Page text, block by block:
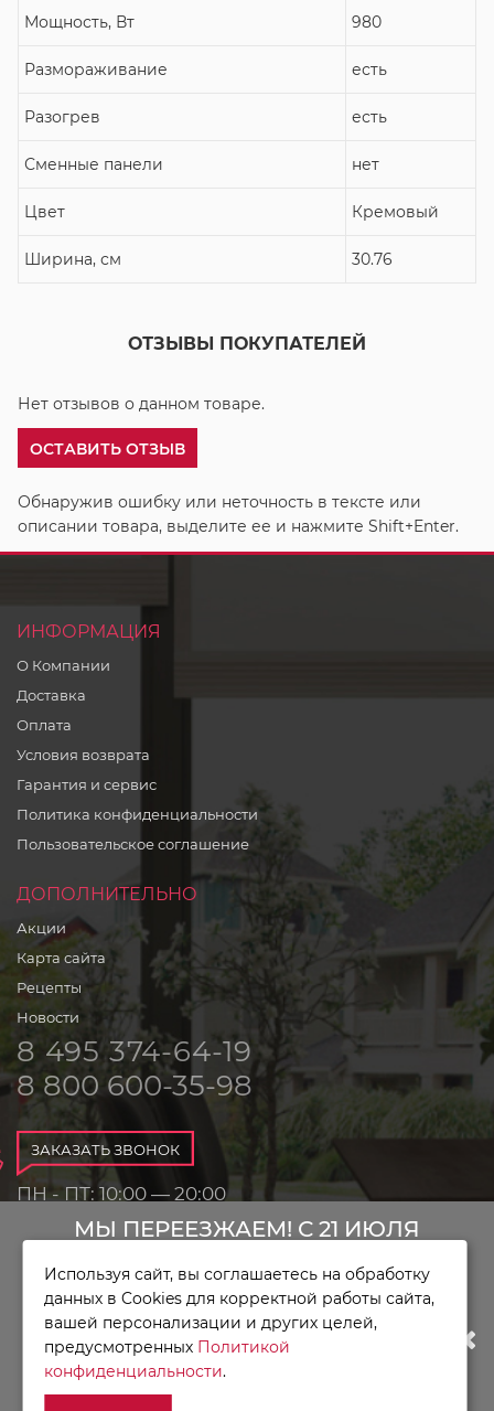
Мощность, Вт 980
Размораживание есть
Разогрев есть
Сменные панели нет
Цвет Кремовый
Ширина, см 30.76
ОТЗЫВЫ ПОКУПАТЕЛЕЙ
Нет отзывов о данном товаре.
ОСТАВИТЬ ОТЗЫВ
Обнаружив ошибку или неточность в тексте или
описании товара, выделите ее и нажмите Shift+Enter.
МЫ ПЕРЕЕЗЖАЕМ! С 21 ИЮЛЯ
МАГАЗИН БУДЕТ РАБОТАТЬ ПО
НОВОМУ АДРЕСУ. ПОДРОБНАЯ
ИНФОРМАЦИЯ О ПЕРЕЕЗДЕ ПО
ИНФОРМАЦИЯ
О Компании
Доставка
Оплата
Условия возврата
Гарантия и сервис
Политика конфиденциальности
Пользовательское соглашение
ДОПОЛНИТЕЛЬНО
Акции
Карта сайта
Рецепты
Новости
8 495 374-64-19
8 800 600-35-98
ЗАКАЗАТЬ ЗВОНОК
ПН - ПТ: 10:00 — 20:00
СБ - ВС: 10:00 — 18:00
Магазин
KitchenAid © 2010 - 2026
Используя сайт, вы соглашаетесь на обработку
данных в Cookies для корректной работы сайта,
вашей персонализации и других целей,
предусмотренных Политикой
конфиденциальности.